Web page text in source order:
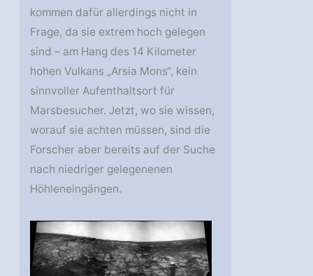
kommen dafür allerdings nicht in
Frage, da sie extrem hoch gelegen
sind – am Hang des 14 Kilometer
hohen Vulkans „Arsia Mons“, kein
sinnvoller Aufenthaltsort für
Marsbesucher. Jetzt, wo sie wissen,
worauf sie achten müssen, sind die
Forscher aber bereits auf der Suche
nach niedriger gelegenenen
Höhleneingängen.